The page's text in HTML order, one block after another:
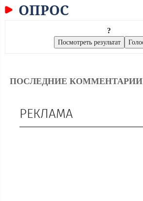
ОПРОС
?
ПОСЛЕДНИЕ КОММЕНТАРИИ
РЕКЛАМА